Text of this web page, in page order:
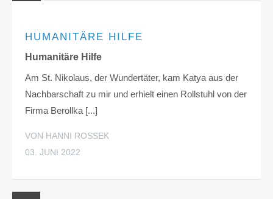
HUMANITÄRE HILFE
Humanitäre Hilfe
Am St. Nikolaus, der Wundertäter, kam Katya aus der
Nachbarschaft zu mir und erhielt einen Rollstuhl von der
Firma Berollka [...]
VON HANNI ROSSEK
03. JUNI 2022